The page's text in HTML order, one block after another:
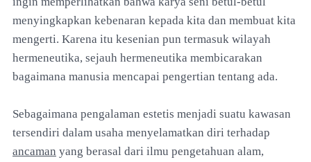
menyingkapkan kebenaran kepada kita dan membuat kita
mengerti. Karena itu kesenian pun termasuk wilayah
hermeneutika, sejauh hermeneutika membicarakan
bagaimana manusia mencapai pengertian tentang ada.
Sebagaimana pengalaman estetis menjadi suatu kawasan
tersendiri dalam usaha menyelamatkan diri terhadap
ancaman yang berasal dari ilmu pengetahuan alam,